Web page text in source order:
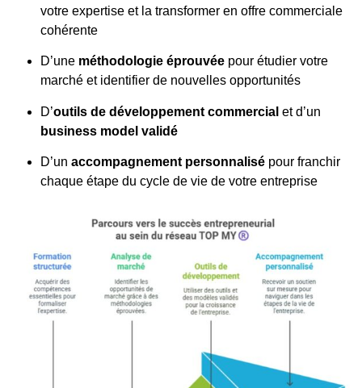
votre expertise et la transformer en offre commerciale
cohérente
D’une méthodologie éprouvée pour étudier votre
marché et identifier de nouvelles opportunités
D’outils de développement commercial et d’un
business model validé
D’un accompagnement personnalisé pour franchir
chaque étape du cycle de vie de votre entreprise